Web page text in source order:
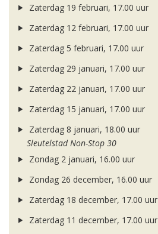
Zaterdag 19 februari, 17.00 uur
Zaterdag 12 februari, 17.00 uur
Zaterdag 5 februari, 17.00 uur
Zaterdag 29 januari, 17.00 uur
Zaterdag 22 januari, 17.00 uur
Zaterdag 15 januari, 17.00 uur
Zaterdag 8 januari, 18.00 uur
Sleutelstad Non-Stop 30
Zondag 2 januari, 16.00 uur
Zondag 26 december, 16.00 uur
Zaterdag 18 december, 17.00 uur
Zaterdag 11 december, 17.00 uur